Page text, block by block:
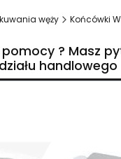
węży Końcówki
? Masz
handlowego